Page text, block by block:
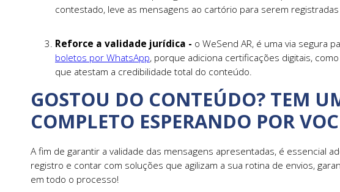
contestado, leve as mensagens ao cartório para serem
Reforce a validade jurídica - o WeSend AR, é uma via segura
boletos por WhatsApp, porque adiciona certificações digitais,
que atestam a credibilidade total do conteúdo.
GOSTOU DO CONTEÚDO? TEM
COMPLETO ESPERANDO POR
A fim de garantir a validade das mensagens apresentadas, é essencial
registro e contar com soluções que agilizam a sua rotina de envios,
em todo o processo!